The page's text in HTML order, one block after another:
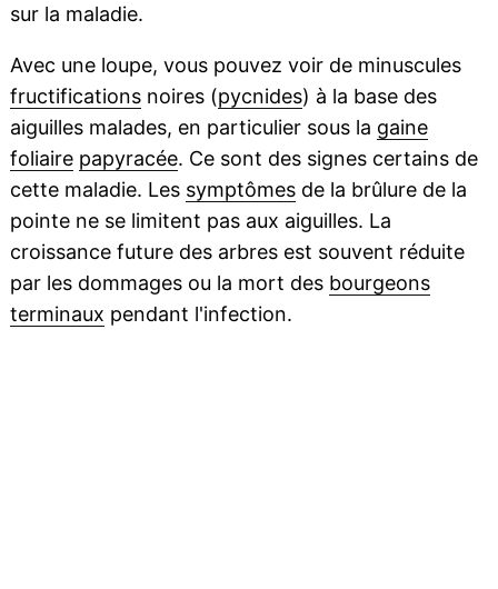
sur la maladie.
Avec une loupe, vous pouvez voir de minuscules
fructificationsnoires (pycnides) à la base des
aiguilles malades, en particulier sous la gaine
foliaire papyracée. Ce sont des signes certains de
cette maladie. Les symptômesde la brûlure de la
pointe ne se limitent pas aux aiguilles. La
croissance future des arbres est souvent réduite
par les dommages ou la mort des bourgeons
terminaux pendant l'infection.